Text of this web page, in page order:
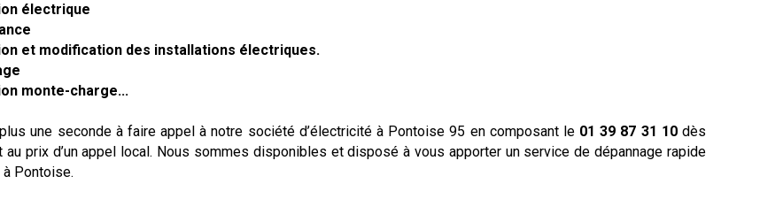
électrique
et modification des installations électriques.
monte-charge...
une seconde à faire appel à notre société d’électricité à Pontoise 95 en composant le 01 39 87 31 10dès
au prix d’un appel local. Nous sommes disponibles et disposé à vous apporter un service de dépannage rapide
Pontoise.